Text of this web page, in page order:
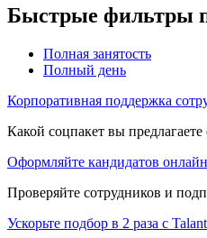
Быстрые фильтры
Полная занятость
Полный день
Корпоративная поддержка
Какой соцпакет вы
Оформляйте кандидатов онлайн
Проверяйте сотрудников и
Ускорьте подбор в 2 раза с